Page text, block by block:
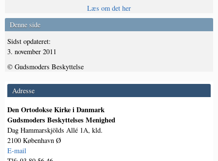
Læs om det her
Denne side
Sidst opdateret:
3. november 2011
© Gudsmoders Beskyttelse
Adresse
Den Ortodokse Kirke i Danmark
Gudsmoders Beskyttelses Menighed
Dag Hammarskjölds Allé 1A, kld.
2100 København Ø
E-mail